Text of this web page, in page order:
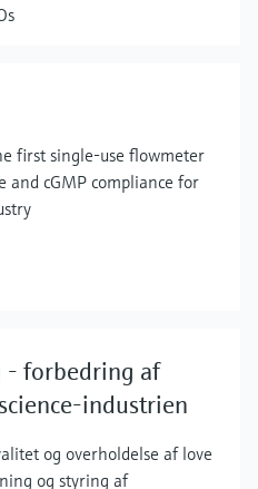
first single-use flowmeter
cGMP compliance for
- forbedring af
industrien
og overholdelse af love
og styring af